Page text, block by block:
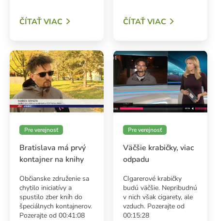
ČÍTAŤ VIAC ČÍTAŤ VIAC
Pre verejnosť
Bratislava má prvý
kontajner na knihy
Občianske združenie sa
chytilo iniciatívy a
spustilo zber kníh do
špeciálnych kontajnerov.
Pozerajte od 00:41:08
Pre verejnosť
Väčšie krabičky, viac
odpadu
CIgarerové krabičky
budú väčšie. Nepribudnú
v nich však cigarety, ale
vzduch. Pozerajte od
00:15:28